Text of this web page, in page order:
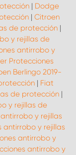
| Dodge
| Citroen
de protección|
y rejillas de
antirrobo y
Protecciones
Berlingo 2019-
| Fiat
de protección |
y rejillas de
y rejillas
antirrobo y rejillas
antirrobo y
antirrobo y